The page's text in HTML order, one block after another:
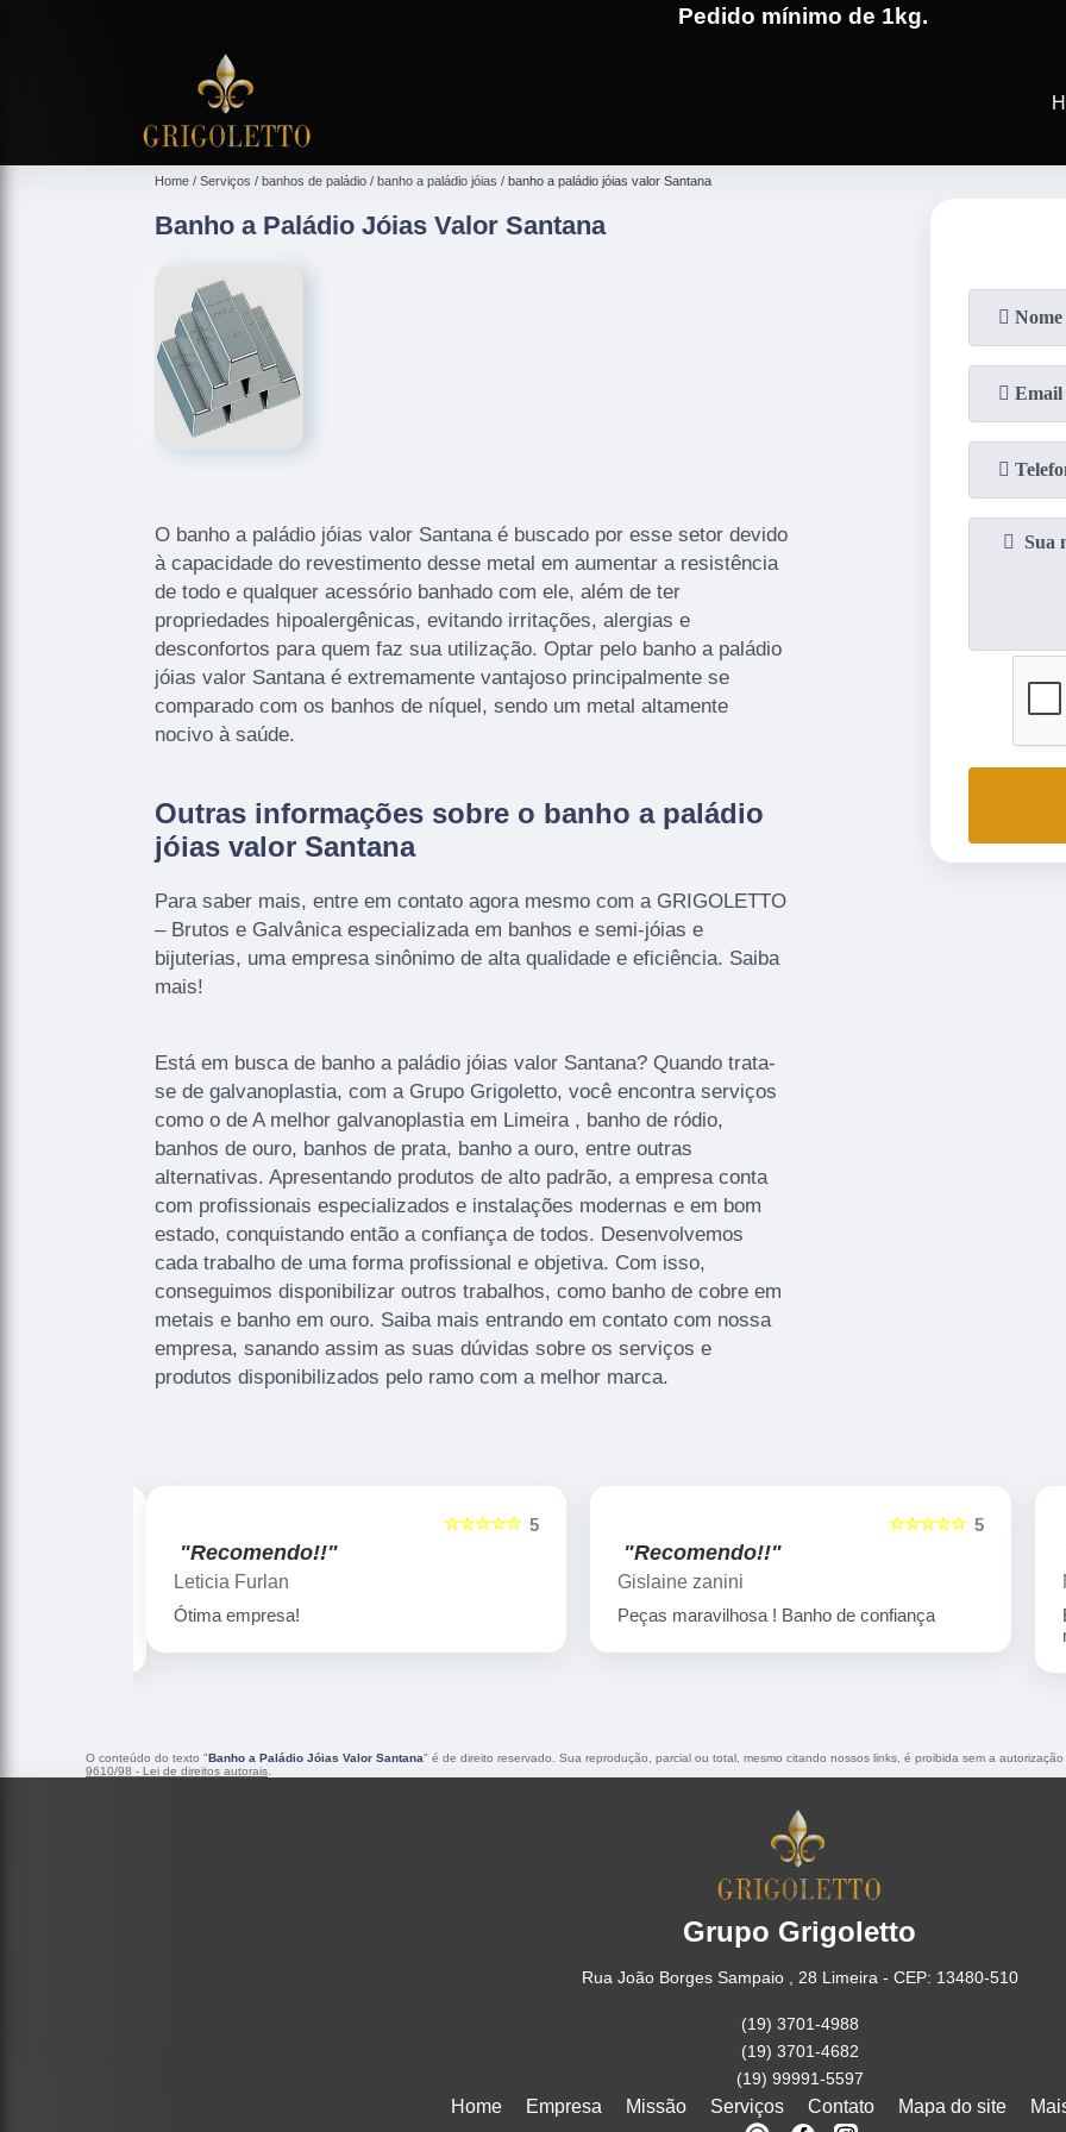
Pedido mínimo de 1kg.
(19)3701-4682
Home Serviços banhos de paládio banho a paládio jóias banho a paládio jóias valor Santana
Banho a Paládio Jóias Valor Santana
O banho a paládio jóias valor Santana é buscado por esse setor devido
à capacidade do revestimento desse metal em aumentar a resistência
de todo e qualquer acessório banhado com ele, além de ter
propriedades hipoalergênicas, evitando irritações, alergias e
desconfortos para quem faz sua utilização. Optar pelo banho a paládio
jóias valor Santana é extremamente vantajoso principalmente se
comparado com os banhos de níquel, sendo um metal altamente
nocivo à saúde.
Outras informações sobre o banho a paládio
jóias valor Santana
Para saber mais, entre em contato agora mesmo com a GRIGOLETTO
– Brutos e Galvânica especializada em banhos e semi-jóias e
bijuterias, uma empresa sinônimo de alta qualidade e eficiência. Saiba
mais!
Está em busca de banho a paládio jóias valor Santana? Quando trata-
se de galvanoplastia, com a Grupo Grigoletto, você encontra serviços
como o de A melhor galvanoplastia em Limeira , banho de ródio,
banhos de ouro, banhos de prata, banho a ouro, entre outras
alternativas. Apresentando produtos de alto padrão, a empresa conta
com profissionais especializados e instalações modernas e em bom
estado, conquistando então a confiança de todos. Desenvolvemos
cada trabalho de uma forma profissional e objetiva. Com isso,
conseguimos disponibilizar outros trabalhos, como banho de cobre em
metais e banho em ouro. Saiba mais entrando em contato com nossa
empresa, sanando assim as suas dúvidas sobre os serviços e
produtos disponibilizados pelo ramo com a melhor marca.
5
☆☆☆☆☆
"Recomendo!!"
Gislaine zanini
Peças maravilhosa ! Banho de confiança
5
☆☆☆☆☆
"Recomendo!!"
Marcelo Nicchio
Empresa corretíssima, banho de confiança
O conteúdo do texto "Banho a Paládio Jóias Valor Santana" é de direito reservado. Sua reprodução, parcial ou total, mesmo citando nossos links, é proibida sem a
9610/98 - Lei de direitos autorais
Grupo Grigoletto
Rua João Borges Sampaio , 28 Limeira - CEP: 13480-510
(19) 3701-4988
(19) 3701-4682
(19) 99991-5597
Home Empresa Missão Serviços Contato Mapa do site